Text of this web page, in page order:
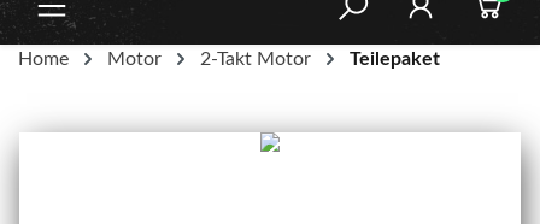
Home Motor 2-Takt Motor Teilepaket